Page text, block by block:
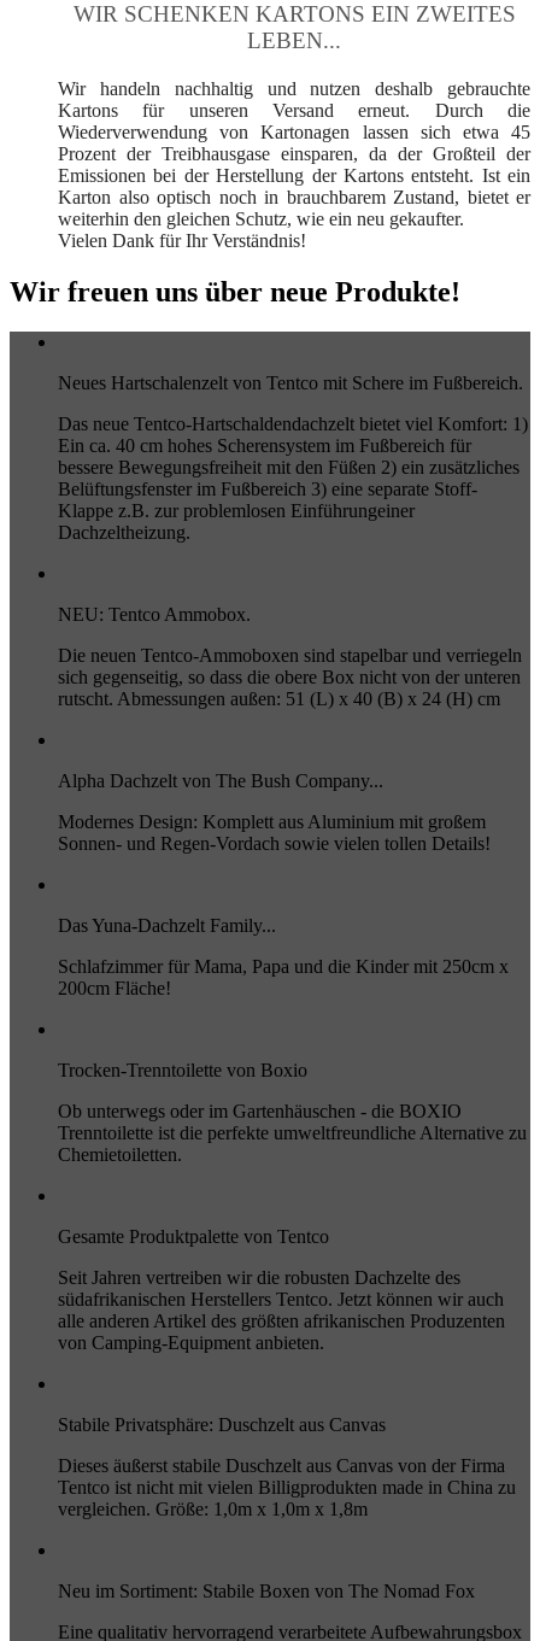
WIR SCHENKEN KARTONS EIN ZWEITES
LEBEN...
Wir handeln nachhaltig und nutzen deshalb gebrauchte
Kartons für unseren Versand erneut. Durch die
Wiederverwendung von Kartonagen lassen sich etwa 45
Prozent der Treibhausgase einsparen, da der Großteil der
Emissionen bei der Herstellung der Kartons entsteht. Ist ein
Karton also optisch noch in brauchbarem Zustand, bietet er
weiterhin den gleichen Schutz, wie ein neu gekaufter.
Vielen Dank für Ihr Verständnis!
Wir freuen uns über neue Produkte!
Neues Hartschalenzelt von Tentco mit Schere im Fußbereich.
Das neue Tentco-Hartschaldendachzelt bietet viel Komfort: 1)
Ein ca. 40 cm hohes Scherensystem im Fußbereich für
bessere Bewegungsfreiheit mit den Füßen 2) ein zusätzliches
Belüftungsfenster im Fußbereich 3) eine separate Stoff-
Klappe z.B. zur problemlosen Einführungeiner
Dachzeltheizung.
NEU: Tentco Ammobox.
Die neuen Tentco-Ammoboxen sind stapelbar und verriegeln
sich gegenseitig, so dass die obere Box nicht von der unteren
rutscht. Abmessungen außen: 51 (L) x 40 (B) x 24 (H) cm
Alpha Dachzelt von The Bush Company...
Modernes Design: Komplett aus Aluminium mit großem
Sonnen- und Regen-Vordach sowie vielen tollen Details!
Das Yuna-Dachzelt Family...
Schlafzimmer für Mama, Papa und die Kinder mit 250cm x
200cm Fläche!
Trocken-Trenntoilette von Boxio
Ob unterwegs oder im Gartenhäuschen - die BOXIO
Trenntoilette ist die perfekte umweltfreundliche Alternative zu
Chemietoiletten.
Gesamte Produktpalette von Tentco
Seit Jahren vertreiben wir die robusten Dachzelte des
südafrikanischen Herstellers Tentco. Jetzt können wir auch
alle anderen Artikel des größten afrikanischen Produzenten
von Camping-Equipment anbieten.
Stabile Privatsphäre: Duschzelt aus Canvas
Dieses äußerst stabile Duschzelt aus Canvas von der Firma
Tentco ist nicht mit vielen Billigprodukten made in China zu
vergleichen. Größe: 1,0m x 1,0m x 1,8m
Neu im Sortiment: Stabile Boxen von The Nomad Fox
Eine qualitativ hervorragend verarbeitete Aufbewahrungsbox